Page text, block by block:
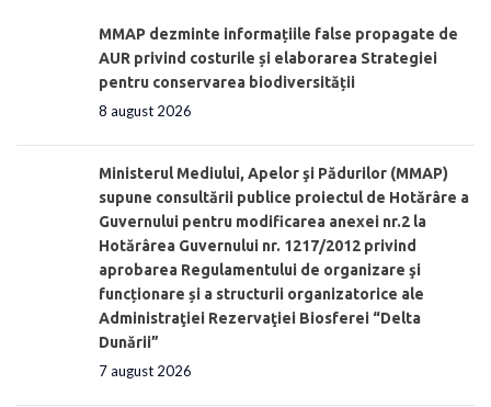
MMAP dezminte informațiile false propagate de
AUR privind costurile și elaborarea Strategiei
pentru conservarea biodiversității
8 august 2026
Ministerul Mediului, Apelor şi Pădurilor (MMAP)
supune consultării publice proiectul de Hotărâre a
Guvernului pentru modificarea anexei nr.2 la
Hotărârea Guvernului nr. 1217/2012 privind
aprobarea Regulamentului de organizare şi
funcționare și a structurii organizatorice ale
Administraţiei Rezervaţiei Biosferei “Delta
Dunării”
7 august 2026